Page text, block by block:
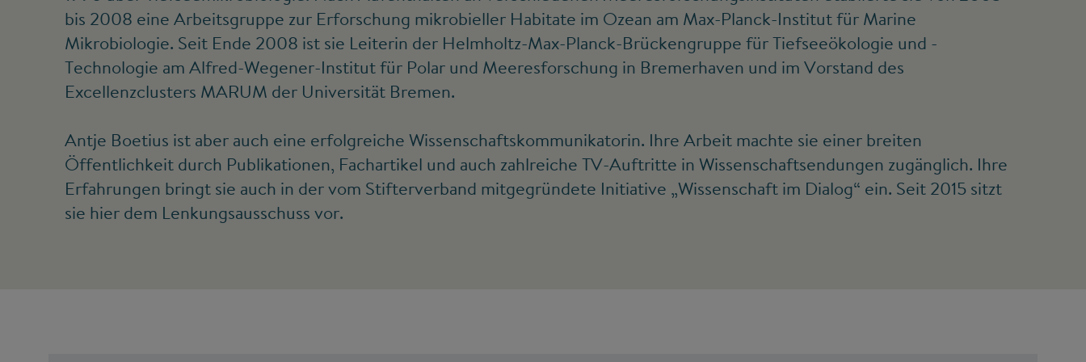
bis 2008 eine Arbeitsgruppe zur Erforschung mikrobieller Habitate im Ozean am Max-Planck-Institut für Marine
Mikrobiologie. Seit Ende 2008 ist sie Leiterin der Helmholtz-Max-Planck-Brückengruppe für Tiefseeökologie und -
Technologie am Alfred-Wegener-Institut für Polar und Meeresforschung in Bremerhaven und im Vorstand des
Excellenzclusters MARUM der Universität Bremen.
Antje Boetius ist aber auch eine erfolgreiche Wissenschaftskommunikatorin. Ihre Arbeit machte sie einer breiten
Öffentlichkeit durch Publikationen, Fachartikel und auch zahlreiche TV-Auftritte in Wissenschaftsendungen zugänglich. Ihre
Erfahrungen bringt sie auch in der vom Stifterverband mitgegründete Initiative „Wissenschaft im Dialog“ ein. Seit 2015 sitzt
sie hier dem Lenkungsausschuss vor.